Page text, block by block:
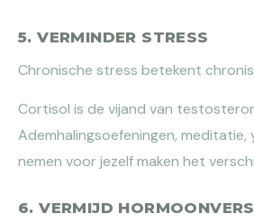
5. VERMINDER STRESS
Chronische stress betekent
Cortisol is de vijand van
Ademhalingsoefeningen,
nemen voor jezelf maken het
6. VERMIJD